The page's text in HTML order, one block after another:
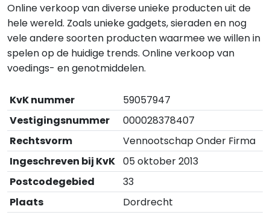
Online verkoop van diverse unieke producten uit de
hele wereld. Zoals unieke gadgets, sieraden en nog
vele andere soorten producten waarmee we willen in
spelen op de huidige trends. Online verkoop van
voedings- en genotmiddelen.
KvK nummer
59057947
Vestigingsnummer
000028378407
Rechtsvorm
Vennootschap Onder Firma
Ingeschreven bij KvK 05 oktober 2013
Postcodegebied
33
Plaats
Dordrecht